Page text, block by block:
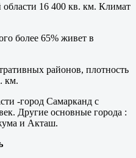
16 400 кв. км. Климат
более 65% живет в
районов, плотность
км.
-город Самарканд с
Другие основные города :
и Акташ.